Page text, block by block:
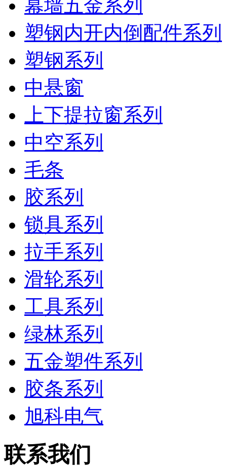
幕墙五金系列
塑钢内开内倒配件系列
塑钢系列
中悬窗
上下提拉窗系列
中空系列
毛条
胶系列
锁具系列
拉手系列
滑轮系列
工具系列
绿林系列
五金塑件系列
胶条系列
旭科电气
联系我们